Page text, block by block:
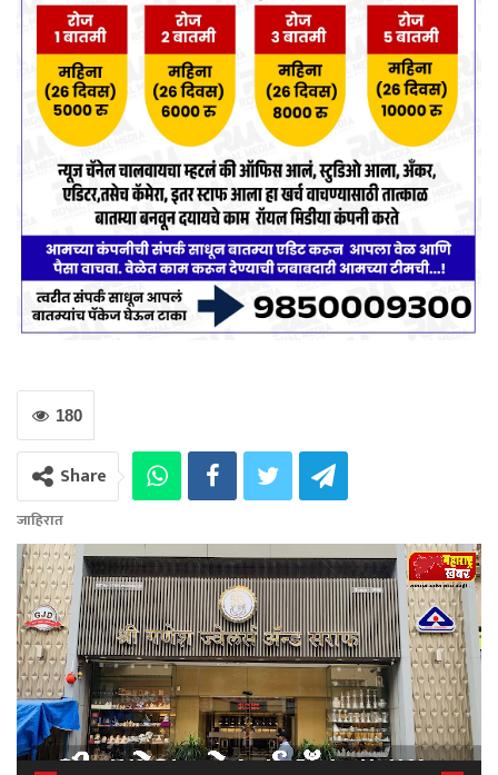
180
Share
जाहिरात
Video
Player